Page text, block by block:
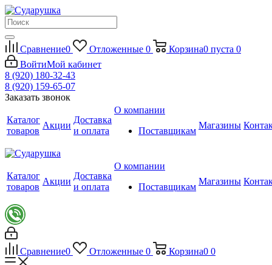
Сравнение0 Отложенные 0 Корзина0 пуста 0
ВойтиМой кабинет
8 (920) 180-32-43
8 (920) 159-65-07
Заказать звонок
Каталог
товаров
Акции
Доставка
и оплата
О компании
Поставщикам
Магазины
Каталог
товаров
Акции
Доставка
и оплата
О компании
Поставщикам
Магазины
Сравнение0 Отложенные 0 Корзина0 0